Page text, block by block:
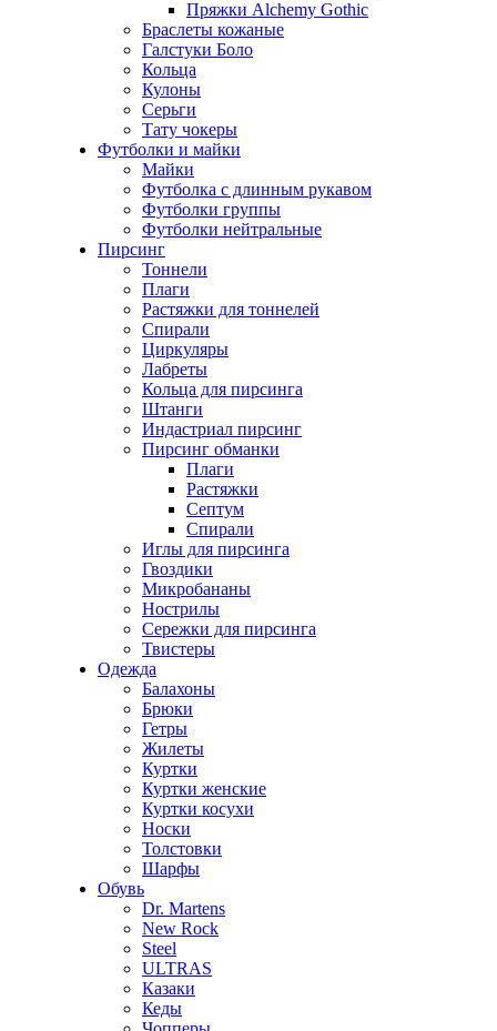
Пряжки Alchemy Gothic
Браслеты кожаные
Галстуки Боло
Кольца
Кулоны
Серьги
Тату чокеры
Футболки и майки
Майки
Футболка с длинным рукавом
Футболки группы
Футболки нейтральные
Пирсинг
Тоннели
Плаги
Растяжки для тоннелей
Спирали
Циркуляры
Лабреты
Кольца для пирсинга
Штанги
Индастриал пирсинг
Пирсинг обманки
Плаги
Растяжки
Септум
Спирали
Иглы для пирсинга
Гвоздики
Микробананы
Нострилы
Сережки для пирсинга
Твистеры
Одежда
Балахоны
Брюки
Гетры
Жилеты
Куртки
Куртки женские
Куртки косухи
Носки
Толстовки
Шарфы
Обувь
Dr. Martens
New Rock
Steel
ULTRAS
Казаки
Кеды